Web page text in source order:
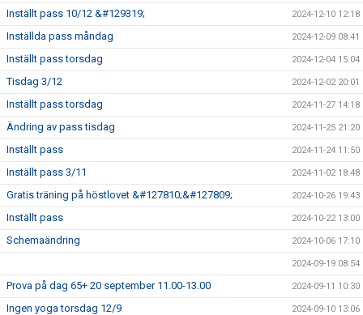
Inställt pass 10/12 &#129319; 2024-12-10 12:18
Inställda pass måndag 2024-12-09 08:41
Inställt pass torsdag 2024-12-04 15:04
Tisdag 3/12 2024-12-02 20:01
Inställt pass torsdag 2024-11-27 14:18
Ändring av pass tisdag 2024-11-25 21:20
Inställt pass 2024-11-24 11:50
Inställt pass 3/11 2024-11-02 18:48
Gratis träning på höstlovet &#127810;&#127809; 2024-10-26 19:43
Inställt pass 2024-10-22 13:00
Schemaändring 2024-10-06 17:10
2024-09-19 08:54
Prova på dag 65+ 20 september 11.00-13.00 2024-09-11 10:30
Ingen yoga torsdag 12/9 2024-09-10 13:06